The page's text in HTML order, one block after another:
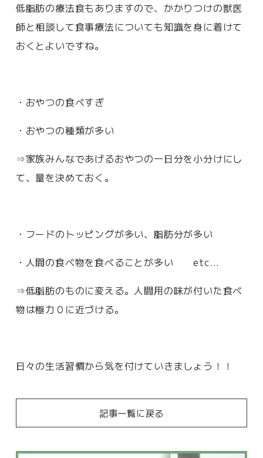
低脂肪の療法食もありますので、かかりつけの獣医
師と相談して食事療法についても知識を身に着けて
おくとよいですね。
・おやつの食べすぎ
・おやつの種類が多い
⇒家族みんなであげるおやつの一日分を小分けにし
て、量を決めておく。
・フードのトッピングが多い、脂肪分が多い
・人間の食べ物を食べることが多い etc…
⇒低脂肪のものに変える。人間用の味が付いた食べ
物は極力０に近づける。
日々の生活習慣から気を付けていきましょう！！
記事一覧に戻る